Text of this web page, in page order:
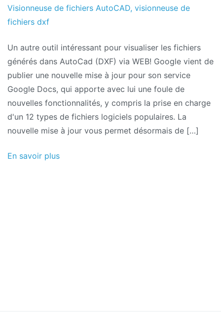
Visionneuse de fichiers AutoCAD, visionneuse de
fichiers dxf
Un autre outil intéressant pour visualiser les fichiers
générés dans AutoCad (DXF) via WEB! Google vient de
publier une nouvelle mise à jour pour son service
Google Docs, qui apporte avec lui une foule de
nouvelles fonctionnalités, y compris la prise en charge
d'un 12 types de fichiers logiciels populaires. La
nouvelle mise à jour vous permet désormais de […]
En savoir plus